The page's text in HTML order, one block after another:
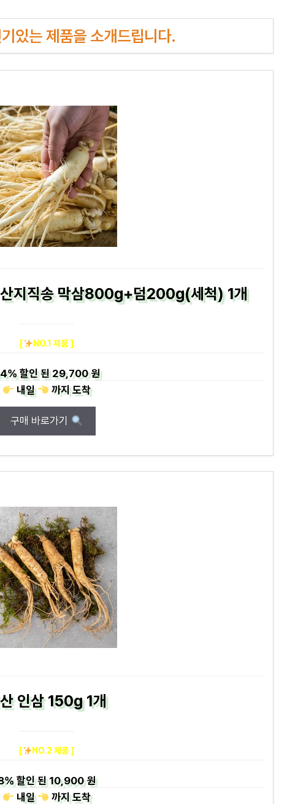
있는 제품을 소개드립니다.
지직송 막삼800g+덤200g(세척) 1개
[ NO.1 제품 ]
할인 된29,700 원
내일
까지도착
구매 바로가기
인삼 150g 1개
[ NO.2 제품 ]
할인 된10,900 원
내일
까지도착